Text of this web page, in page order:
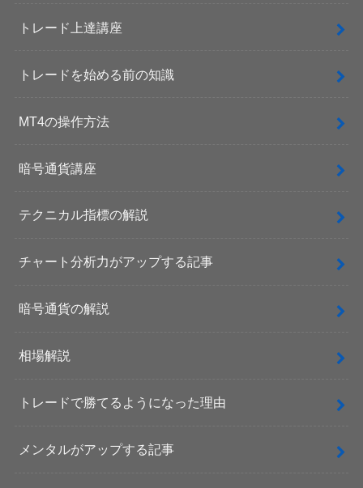
トレード上達講座
トレードを始める前の知識
MT4の操作方法
暗号通貨講座
テクニカル指標の解説
チャート分析力がアップする記事
暗号通貨の解説
相場解説
トレードで勝てるようになった理由
メンタルがアップする記事